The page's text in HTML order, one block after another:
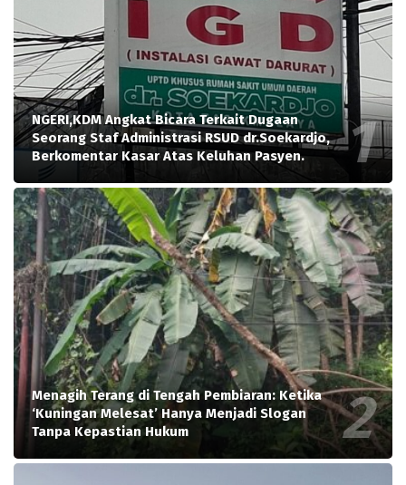
NGERI,KDM Angkat Bicara Terkait Dugaan
Seorang Staf Administrasi RSUD dr.Soekardjo,
Berkomentar Kasar Atas Keluhan Pasyen.
Menagih Terang di Tengah Pembiaran: Ketika
‘Kuningan Melesat’ Hanya Menjadi Slogan
Tanpa Kepastian Hukum